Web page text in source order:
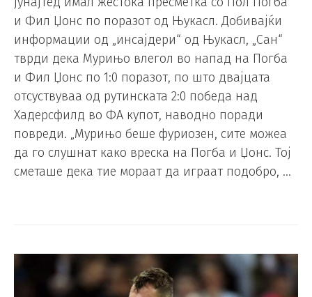
и Фил Џонс по поразот од Њукасл. Добивајќи
информации од „инсајдери“ од Њукасл, „Сан“
тврди дека Мурињо влегол во напад на Погба
и Фил Џонс по 1:0 поразот, по што двајцата
отсуствуваа од рутинската 2:0 победа над
Хадерсфилд во ФА купот, наводно поради
повреди. „Мурињо беше фуриозен, сите можеа
да го слушнат како вреска на Погба и Џонс. Тој
сметаше дека тие мораат да играат подобро, …